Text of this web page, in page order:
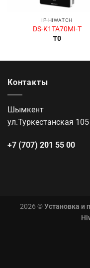
IP-HIWATCH
DS-K1TA70MI-T
₸0
Контакты
Шымкент
ул.Туркестанская 105
+7 (707) 201 55 00
2026 ©Установка и